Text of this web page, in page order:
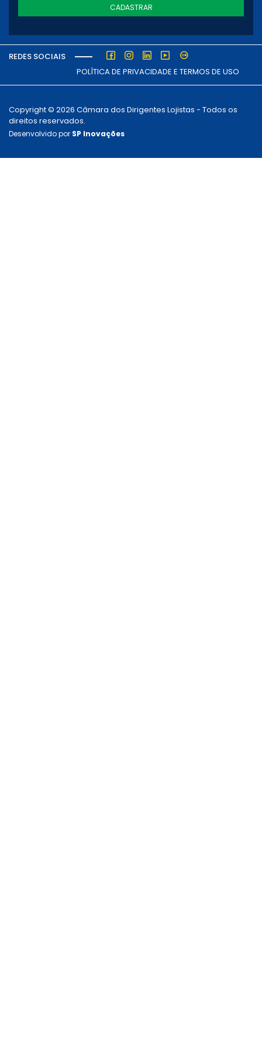
CADASTRAR
REDES SOCIAIS
POLÍTICA DE PRIVACIDADE E TERMOS DE USO
Copyright © 2026 Câmara dos Dirigentes Lojistas - Todos os
direitos reservados.
Desenvolvido por SP Inovações